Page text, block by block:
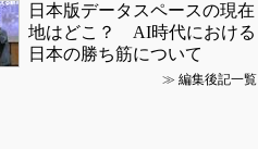
日本版データスペースの現在
地はどこ？ AI時代における
日本の勝ち筋について
≫ 編集後記一覧